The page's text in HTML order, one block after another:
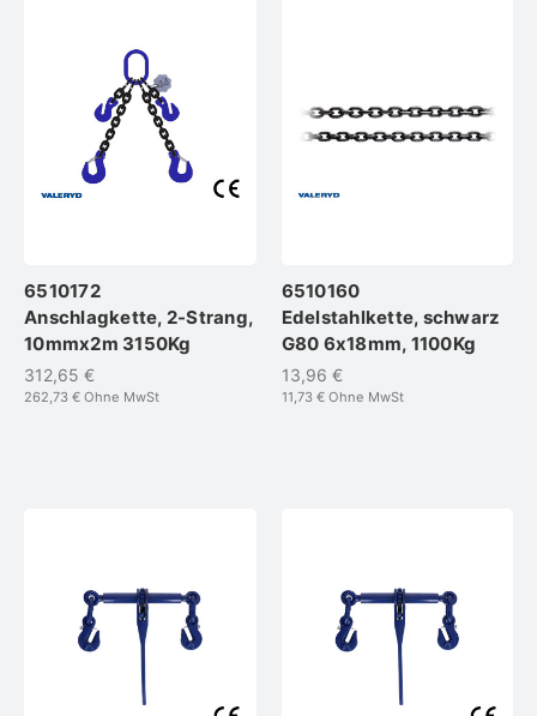
6510172
Anschlagkette, 2-Strang,
10mmx2m 3150Kg
312,65 €
262,73 € Ohne MwSt
6510160
Edelstahlkette, schwarz
G80 6x18mm, 1100Kg
13,96 €
11,73 €Ohne MwSt